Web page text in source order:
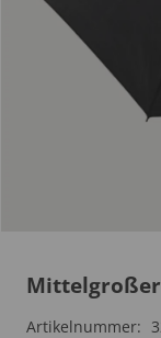
Mittelgroßer
Artikelnummer: